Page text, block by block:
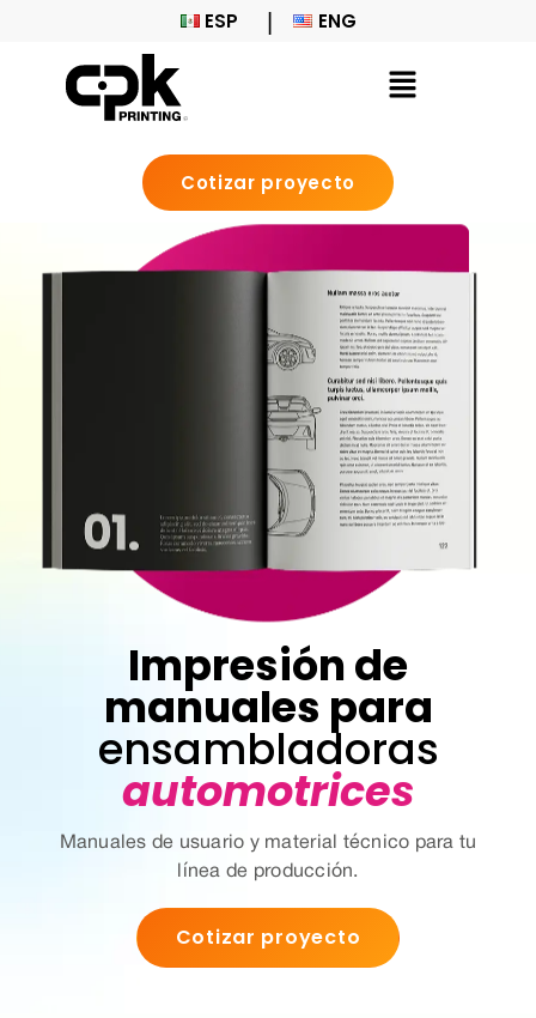
ESP ENG
Cotizar proyecto
Impresión de
manuales para
ensambladoras
automotrices
Manuales de usuario y material técnico para tu
línea de producción.
Cotizar proyecto